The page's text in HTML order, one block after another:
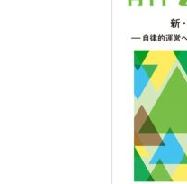
【連載】労務管理の歩き方
【連載】AI活用のすすめ
【連載】IT実務一問一答